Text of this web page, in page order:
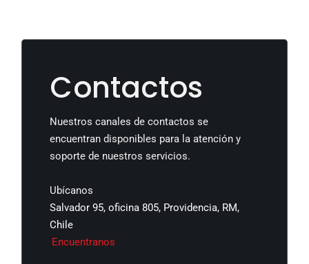
Contactos
Nuestros canales de contactos se
encuentran disponibles para la atención y
soporte de nuestros servicios.
Ubícanos
Salvador 95, oficina 805, Providencia, RM,
Chile
Encuentranos